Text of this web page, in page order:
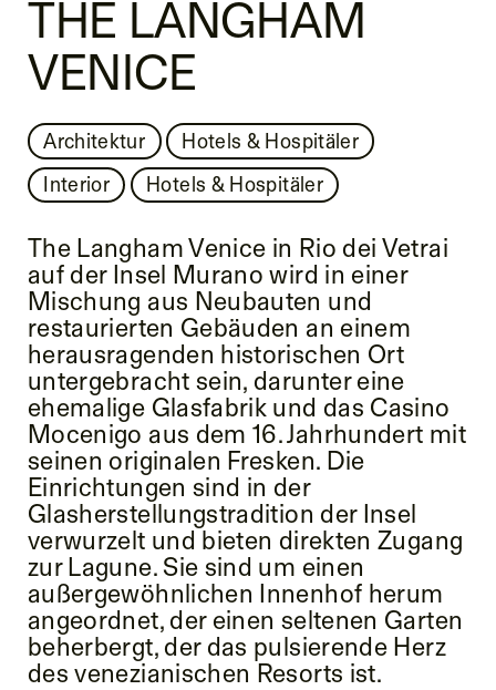
THE LANGHAM
VENICE
Architektur
Hotels & Hospitäler
Interior
Hotels & Hospitäler
The Langham Venice in Rio dei Vetrai
auf der Insel Murano wird in einer
Mischung aus Neubauten und
restaurierten Gebäuden an einem
herausragenden historischen Ort
untergebracht sein, darunter eine
ehemalige Glasfabrik und das Casino
Mocenigo aus dem 16. Jahrhundert mit
seinen originalen Fresken. Die
Einrichtungen sind in der
Glasherstellungstradition der Insel
verwurzelt und bieten direkten Zugang
zur Lagune. Sie sind um einen
außergewöhnlichen Innenhof herum
angeordnet, der einen seltenen Garten
beherbergt, der das pulsierende Herz
des venezianischen Resorts ist.